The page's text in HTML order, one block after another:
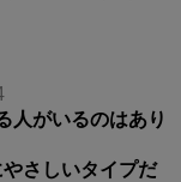
人がいるのはあり
さしいタイプだ